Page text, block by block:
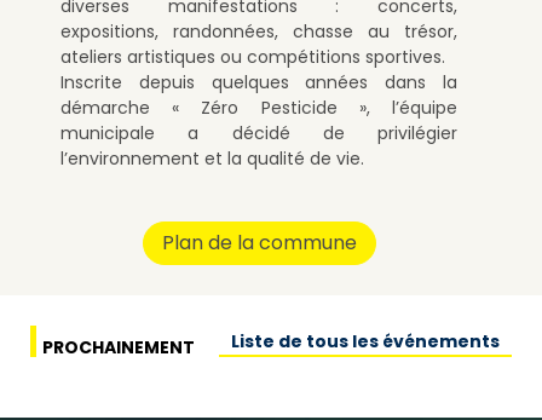
diverses manifestations : concerts,
expositions, randonnées, chasse au trésor,
ateliers artistiques ou compétitions sportives.
Inscrite depuis quelques années dans la
démarche « Zéro Pesticide », l’équipe
municipale a décidé de privilégier
l’environnement et la qualité de vie.
Plan de la commune
PROCHAINEMENT Liste de tous les événements